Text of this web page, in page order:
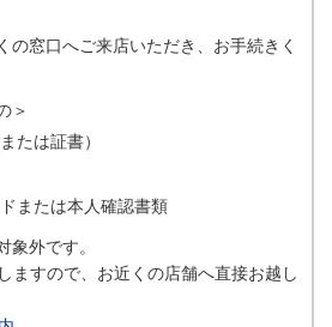
の窓口へご来店いただき、お手続きく
＞
たは証書）
または本人確認書類
象外です。
ますので、お近くの店舗へ直接お越し